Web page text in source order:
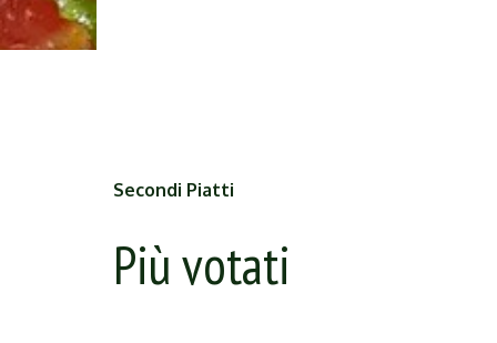
Secondi Piatti
Più votati